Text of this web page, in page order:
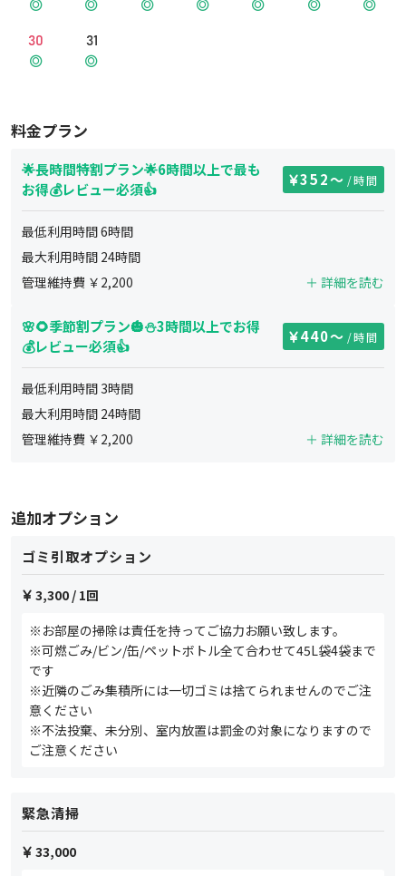
30 31
料金プラン
🌟長時間特割プラン🌟6時間以上で最も
お得💰レビュー必須👍
352〜 /時間
最低利用時間6時間
最大利用時間 24時間
管理維持費 ￥ 2,200 ＋ 詳細を読む
🌸🌻季節割プラン🎃⛄3時間以上でお得
💰レビュー必須👍
440〜 /時間
最低利用時間 3時間
最大利用時間 24時間
管理維持費 ￥ 2,200 ＋ 詳細を読む
追加オプション
ゴミ引取オプション
3,300 / 1回
※お部屋の掃除は責任を持ってご協力お願い致します。
※可燃ごみ/ビン/缶/ペットボトル全て合わせて45L袋4袋まで
です
※近隣のごみ集積所には一切ゴミは捨てられませんのでご注
意ください
※不法投棄、未分別、室内放置は罰金の対象になりますので
ご注意ください
緊急清掃
33,000